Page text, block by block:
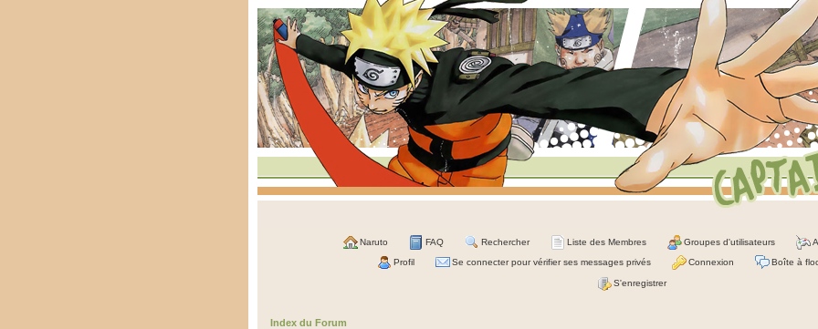
Naruto FAQ Rechercher Liste des Membres Groupes d'utilisateurs
Profil Se connecter pour vérifier ses messages privés Connexion Boîte à
S'enregistrer
Index du Forum